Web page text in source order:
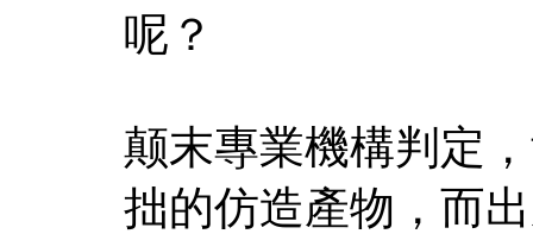
呢？
颠末專業機構判定
拙的仿造產物，而